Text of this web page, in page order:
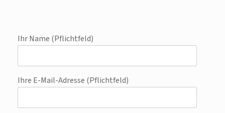
Ihr Name (Pflichtfeld)
Ihre E-Mail-Adresse (Pflichtfeld)